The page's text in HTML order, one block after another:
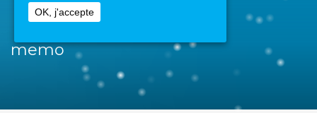
VL
MEMO
memo
OK, j'accepte